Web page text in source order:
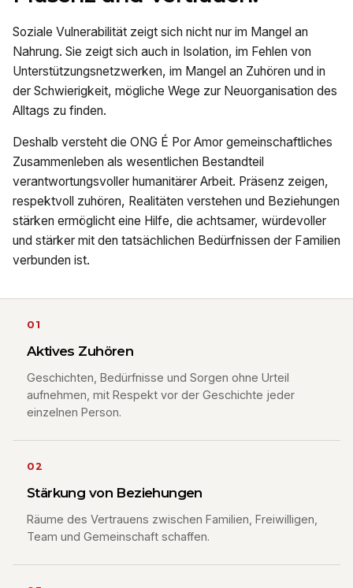
Soziale Vulnerabilität zeigt sich nicht nur im Mangel an
Nahrung. Sie zeigt sich auch in Isolation, im Fehlen von
Unterstützungsnetzwerken, im Mangel an Zuhören und in
der Schwierigkeit, mögliche Wege zur Neuorganisation des
Alltags zu finden.
Deshalb versteht die ONG É Por Amor gemeinschaftliches
Zusammenleben als wesentlichen Bestandteil
verantwortungsvoller humanitärer Arbeit. Präsenz zeigen,
respektvoll zuhören, Realitäten verstehen und Beziehungen
stärken ermöglicht eine Hilfe, die achtsamer, würdevoller
und stärker mit den tatsächlichen Bedürfnissen der Familien
verbunden ist.
01
Aktives Zuhören
Geschichten, Bedürfnisse und Sorgen ohne Urteil
aufnehmen, mit Respekt vor der Geschichte jeder
einzelnen Person.
02
Stärkung von Beziehungen
Räume des Vertrauens zwischen Familien, Freiwilligen,
Team und Gemeinschaft schaffen.